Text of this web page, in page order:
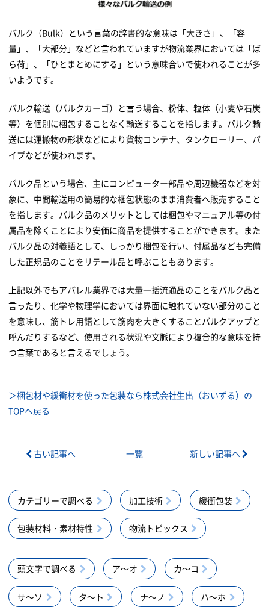
バルク（Bulk）という言葉の辞書的な意味は「大きさ」、「容
量」、「大部分」などと言われていますが物流業界においては「ば
ら荷」、「ひとまとめにする」という意味合いで使われることが多
いようです。
バルク輸送（バルクカーゴ）と言う場合、粉体、粒体（小麦や石炭
等）を個別に梱包することなく輸送することを指します。バルク輸
送には運搬物の形状などにより貨物コンテナ、タンクローリー、パ
イプなどが使われます。
バルク品という場合、主にコンピューター部品や周辺機器などを対
象に、中間輸送用の簡易的な梱包状態のまま消費者へ販売すること
を指します。バルク品のメリットとしては梱包やマニュアル等の付
属品を除くことにより安価に商品を提供することができます。また
バルク品の対義語として、しっかり梱包を行い、付属品なども完備
した正規品のことをリテール品と呼ぶこともあります。
上記以外でもアパレル業界では大量一括流通品のことをバルク品と
言ったり、化学や物理学においては界面に触れていない部分のこと
を意味し、筋トレ用語として筋肉を大きくすることバルクアップと
呼んだりするなど、使用される状況や文脈により複合的な意味を持
つ言葉であると言えるでしょう。
＞梱包材や緩衝材を使った包装なら株式会社生出（おいずる）の
TOPへ戻る
古い記事へ 一覧 新しい記事へ
カテゴリーで調べる 加工技術 緩衝包装
包装材料・素材特性 物流トピックス
頭文字で調べる ア～オ カ～コ
サ～ソ タ～ト ナ～ノ ハ～ホ